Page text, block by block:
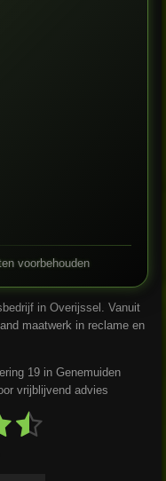
voorbehouden
in Overijssel. Vanuit
maatwerk in reclame en
19 in Genemuiden
vrijblijvend advies
5